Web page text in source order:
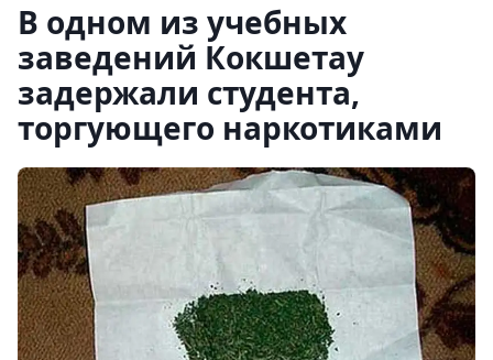
В одном из учебных
заведений Кокшетау
задержали студента,
торгующего наркотиками